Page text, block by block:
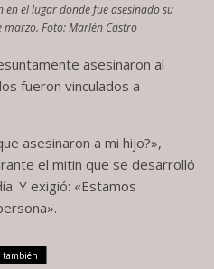
el lugar donde fue asesinado su
Foto: Marlén Castro
asesinaron al
fueron vinculados a
asesinaron a mi hijo?»,
el mitin que se desarrolló
Y exigió: «Estamos
también